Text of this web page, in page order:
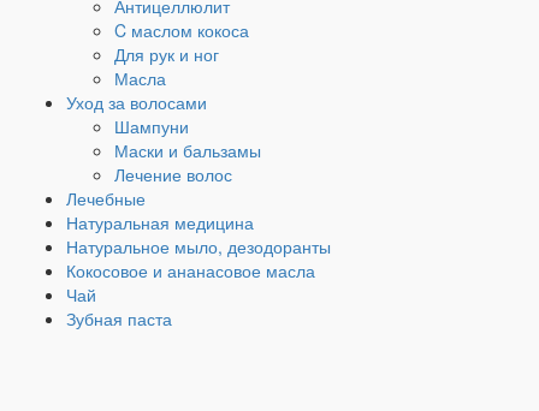
Антицеллюлит
C маслом кокоса
Для рук и ног
Масла
Уход за волосами
Шампуни
Маски и бальзамы
Лечение волос
Лечебные
Натуральная медицина
Натуральное мыло, дезодоранты
Кокосовое и ананасовое масла
Чай
Зубная паста